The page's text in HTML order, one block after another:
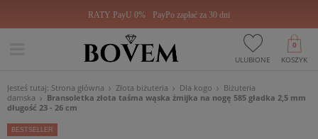
RATY PayU 0% PayPo zapłać za 30 dni
ULUBIONE KOSZYK
0
Jesteś tutaj: Strona główna Złota biżuteria Dla kogo
Biżuteria
damska
Bransoletka złota taśma wąska żmijka na nogę 585 gładka 2,5 mm
długość 23 - 26 cm
BESTSELLER